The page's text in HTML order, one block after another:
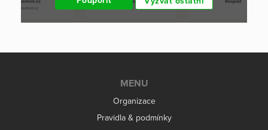
MENU
Organizace
Pravidla & podmínky